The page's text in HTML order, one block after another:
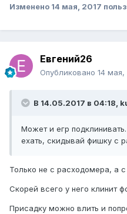
Изменено 14 мая, 2017
Евгений26
Опубликовано 14 мая,
В 14.05.2017 в 04:18,
Может и егр
ехать, скидывай фишку с
Только не с расходомера, а с
Скорей всего у него клинит
Присадку можно влить и